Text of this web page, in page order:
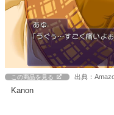
この商品を見る 出典：
Kanon